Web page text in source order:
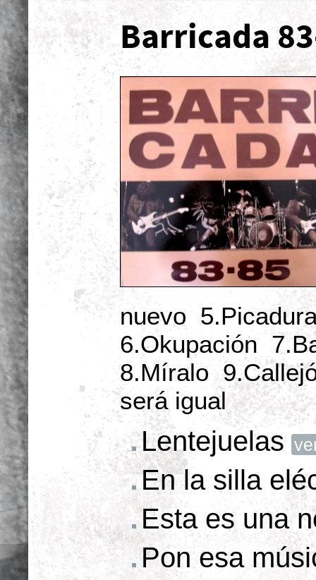
Barricada
nuevo
6.Okupación
8.Míralo
será igual
Lentejuelas
En la silla
Esta es una
Pon esa